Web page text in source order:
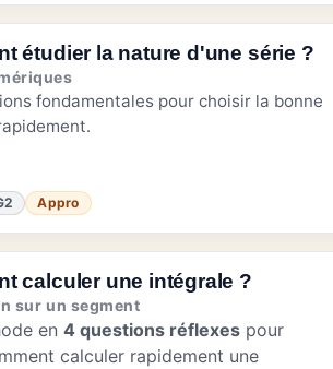
étudier la nature d'une série ?
fondamentales pour choisir la bonne
Appro
calculer une intégrale ?
sur un segment
en 4 questions réflexes pour
calculer rapidement une